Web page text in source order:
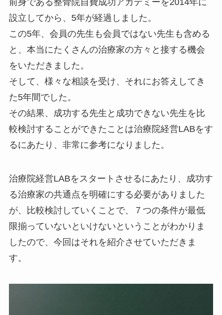
前身である整骨院自費成功アカデミーを2014年に
設立してから、5年が経過しました。
この5年、会員の先生も会員ではない先生も含める
と、本当にたくさんの治療家の方々と接する機会
をいただきました。
そして、様々な相談を受け、それにお答えしてき
た5年間でした。
その結果、成功する先生と成功できない先生を比
較検討することができたことは治療院経営LABをす
るにあたり、非常に参考になりました。
治療院経営LABをスタートさせるにあたり、成功す
る治療家の共通点を明確にする必要がありました
が、比較検討していくことで、７つの条件が最低
限揃っていないといけないということがわかりま
したので、今回はそれを紹介させていただきま
す。